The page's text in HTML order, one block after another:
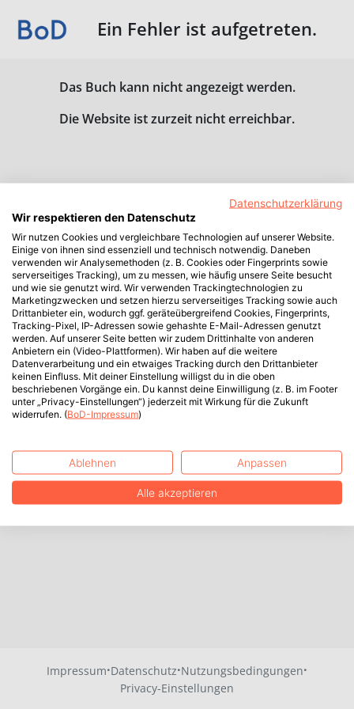
Ein Fehler ist aufgetreten.
Das Buch kann nicht angezeigt werden.
Die Website ist zurzeit nicht erreichbar.
Impressum·Datenschutz·Nutzungsbedingungen·
Privacy-Einstellungen
Datenschutzerklärung
Wir respektieren den Datenschutz
Wir nutzen Cookies und vergleichbare Technologien auf unserer Website.
Einige von ihnen sind essenziell und technisch notwendig. Daneben
verwenden wir Analysemethoden (z. B. Cookies oder Fingerprints sowie
serverseitiges Tracking), um zu messen, wie häufig unsere Seite besucht
und wie sie genutzt wird. Wir verwenden Trackingtechnologien zu
Marketingzwecken und setzen hierzu serverseitiges Tracking sowie auch
Drittanbieter ein, wodurch ggf. geräteübergreifend Cookies, Fingerprints,
Tracking-Pixel, IP-Adressen sowie gehashte E-Mail-Adressen genutzt
werden. Auf unserer Seite betten wir zudem Drittinhalte von anderen
Anbietern ein (Video-Plattformen). Wir haben auf die weitere
Datenverarbeitung und ein etwaiges Tracking durch den Drittanbieter
keinen Einfluss. Mit deiner Einstellung willigst du in die oben
beschriebenen Vorgänge ein. Du kannst deine Einwilligung (z. B. im Footer
unter „Privacy-Einstellungen“) jederzeit mit Wirkung für die Zukunft
widerrufen. (BoD-Impressum)
Ablehnen Anpassen
Alle akzeptieren